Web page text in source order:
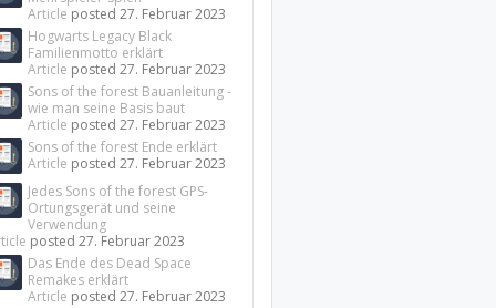
Article posted27. Februar 2023
Hogwarts Legacy Black
Familienmotto erklärt
Article posted27. Februar 2023
Sons of the forest Bauanleitung -
wie man seine Basis baut
Article posted27. Februar 2023
Sons of the forest Ende erklärt
Article posted27. Februar 2023
Jedes Sons of the forest GPS-
Ortungsgerät und seine
Verwendung
posted27. Februar 2023
Das Ende des Dead Space
Remakes erklärt
Article posted27. Februar 2023